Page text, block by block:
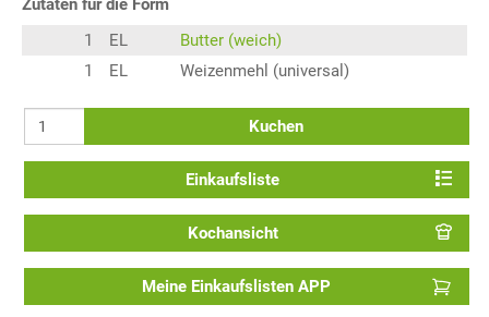
Zutaten für die Form
1
EL
Butter (weich)
1
EL Weizenmehl (universal)
Kuchen
Einkaufsliste
Kochansicht
Meine Einkaufslisten APP